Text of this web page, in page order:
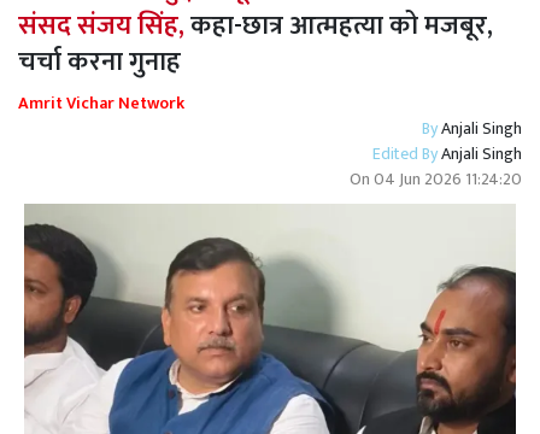
संसद संजय सिंह,कहा-छात्र आत्महत्या को मजबूर,
चर्चा करना गुनाह
Amrit Vichar Network
ByAnjali Singh
Edited ByAnjali Singh
On04 Jun 2026 11:24:20